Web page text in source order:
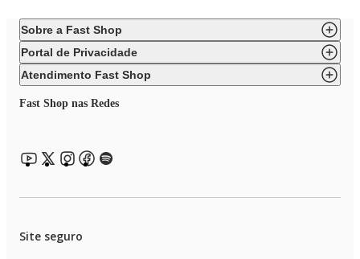
01 Concha para Molho Sopa Caldo Mesa Posta Emy Salvinelli
Sobre a Fast Shop
Portal de Privacidade
Atendimento Fast Shop
Fast Shop nas Redes
Site seguro